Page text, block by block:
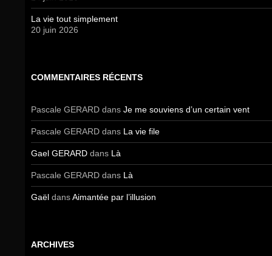
La vie tout simplement
20 juin 2026
COMMENTAIRES RÉCENTS
Pascale GERARD dans Je me souviens d’un certain vent
Pascale GERARD dans La vie file
Gael GERARD dans Là
Pascale GERARD dans Là
Gaël dansAimantée par l’illusion
ARCHIVES